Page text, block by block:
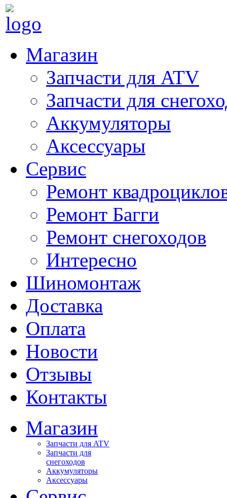
Магазин
Запчасти для ATV
Запчасти для
Аккумуляторы
Аксессуары
Сервис
Ремонт
Ремонт Багги
Ремонт снегоходов
Интересно
Шиномонтаж
Доставка
Оплата
Новости
Отзывы
Контакты
Магазин
Запчасти для ATV
Запчасти для
снегоходов
Аккумуляторы
Аксессуары